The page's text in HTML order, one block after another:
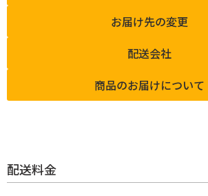
お届け先の変更
配送会社
商品のお届けについて
配送料金